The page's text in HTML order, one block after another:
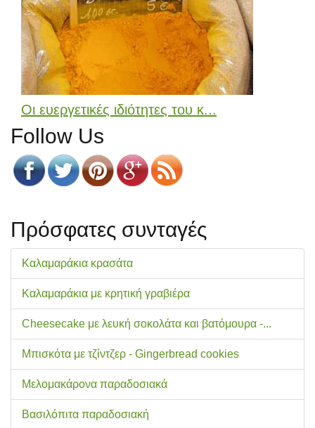
Οι ευεργετικές ιδιότητες του κ...
Follow Us
Πρόσφατες συνταγές
Καλαμαράκια κρασάτα
Καλαμαράκια με κρητική γραβιέρα
Cheesecake με λευκή σοκολάτα και βατόμουρα -...
Μπισκότα με τζίντζερ - Gingerbread cookies
Μελομακάρονα παραδοσιακά
Βασιλόπιτα παραδοσιακή